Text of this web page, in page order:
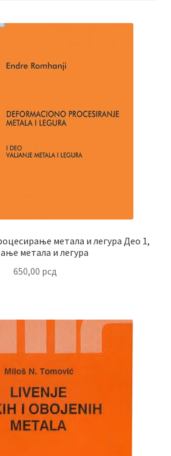
метала и легура Део 1,
метала и легура
650,00 рсд